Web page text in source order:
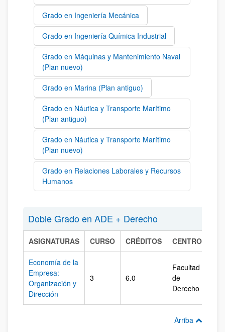
Grado en Ingeniería Mecánica
Grado en Ingeniería Química Industrial
Grado en Máquinas y Mantenimiento Naval
(Plan nuevo)
Grado en Marina (Plan antiguo)
Grado en Náutica y Transporte Marítimo
(Plan antiguo)
Grado en Náutica y Transporte Marítimo
(Plan nuevo)
Grado en Relaciones Laborales y Recursos
Humanos
Doble Grado en ADE + Derecho
ASIGNATURAS CURSO CRÉDITOS CENTRO
Economía de la
Empresa:
Organización y
Dirección
3 6.0
Facultad
de
Derecho
Arriba